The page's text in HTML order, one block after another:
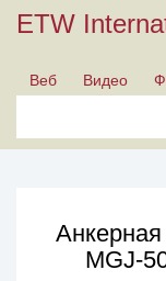
ETW
Веб
Видео
Анкерная
MGJ-